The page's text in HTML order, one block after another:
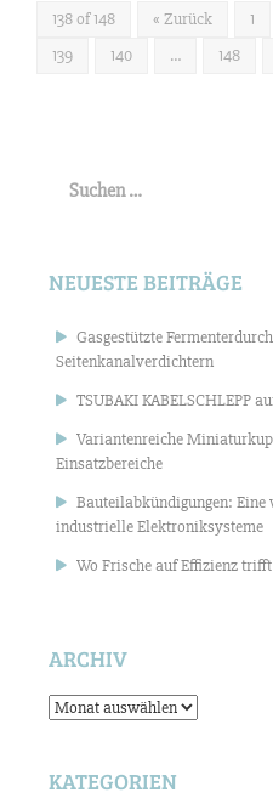
138 of 148 « Zurück 1
139
140 … 148
nach:
NEUESTE BEITRÄGE
Gasgestützte
Seitenkanalverdichtern
TSUBAKI KABELSCHLEPP
Variantenreiche
Einsatzbereiche
Bauteilabkündigungen: Eine
industrielle Elektroniksysteme
Wo Frische auf Effizienz trifft
ARCHIV
Archiv
KATEGORIEN